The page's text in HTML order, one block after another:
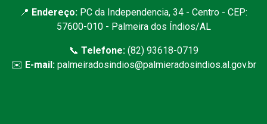
📍 Endereço: PC da Independencia, 34 - Centro - CEP:
57600-010 - Palmeira dos Índios/AL
📞 Telefone:(82) 93618-0719
✉️ E-mail: palmeiradosindios@palmieradosindios.al.gov.br